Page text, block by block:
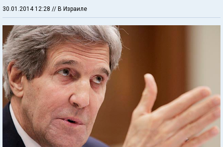
30.01.2014 12:28 // В Израиле